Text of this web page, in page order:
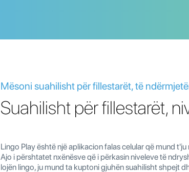
Mësoni suahilisht për fillestarët, të
Suahilisht për fillestarët,
Lingo Play është një aplikacion falas celular që mund
Ajo i përshtatet nxënësve që i përkasin niveleve të
lojën lingo, ju mund ta kuptoni gjuhën suahilisht shpejt